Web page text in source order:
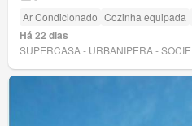
Ar Condicionado Cozinha equipada
Há 22 dias